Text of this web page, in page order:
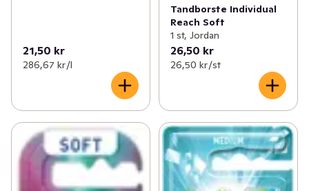
21,50 kr
286,67 kr /l
Tandborste Individual
Reach Soft
1 st, Jordan
26,50 kr
26,50 kr /st